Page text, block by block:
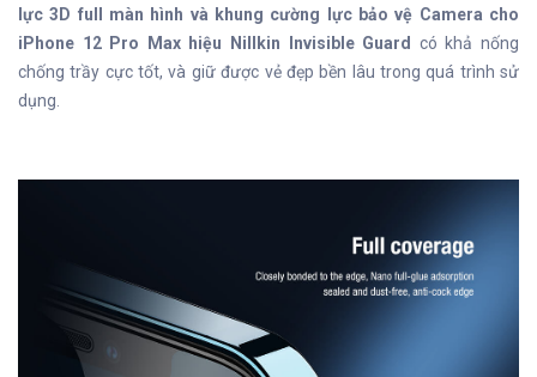
lực 3D full màn hình và khung cường lực bảo vệ Camera cho
iPhone 12 Pro Max hiệu Nillkin Invisible Guard
có khả nống
chống trầy cực tốt, và giữ được vẻ đẹp bền lâu trong quá trình sử
dụng.